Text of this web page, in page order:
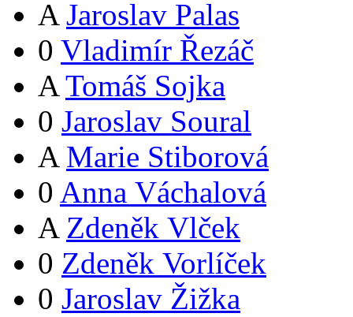
A Jaroslav Palas
0 Vladimír Řezáč
A Tomáš Sojka
0 Jaroslav Soural
A Marie Stiborová
0 Anna Váchalová
A Zdeněk Vlček
0 Zdeněk Vorlíček
0 Jaroslav Žižka